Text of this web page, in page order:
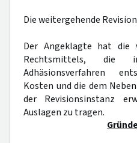
Die weitergehende
Der Angeklagte hat die
Rechtsmittels, die
Adhäsionsverfahren
Kosten und die dem
der Revisionsinstanz
Auslagen zu tragen.
Gründe